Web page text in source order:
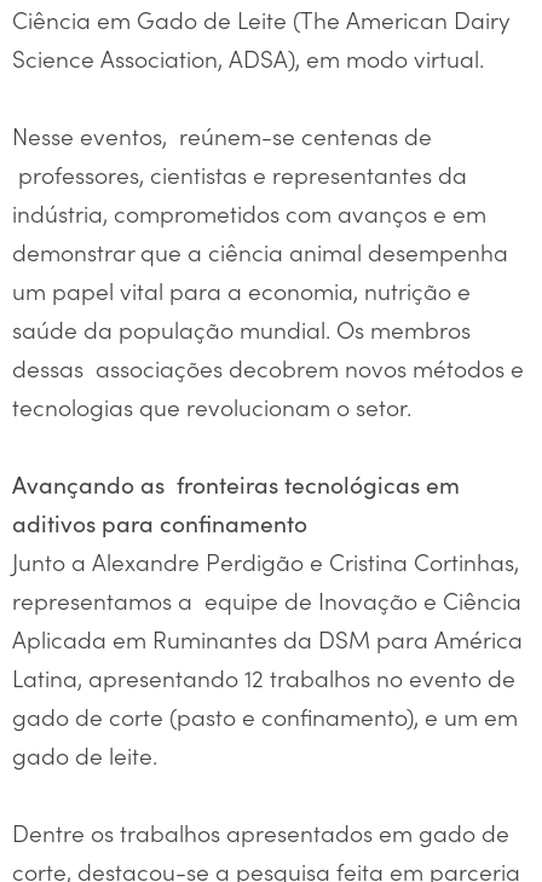
Ciência em Gado de Leite (The American Dairy
Science Association, ADSA), em modo virtual.
Nesse eventos, reúnem-se centenas de
professores, cientistas e representantes da
indústria, comprometidos com avanços e em
demonstrar que a ciência animal desempenha
um papel vital para a economia, nutrição e
saúde da população mundial. Os membros
dessas associações decobrem novos métodos e
tecnologias que revolucionam o setor.
Avançando as fronteiras tecnológicas em
aditivos para confinamento
Junto a Alexandre Perdigão e Cristina Cortinhas,
representamos a equipe de Inovação e Ciência
Aplicada em Ruminantes da DSM para América
Latina, apresentando 12 trabalhos no evento de
gado de corte (pasto e confinamento), e um em
gado de leite.
Dentre os trabalhos apresentados em gado de
corte, destacou-se a pesquisa feita em parceria